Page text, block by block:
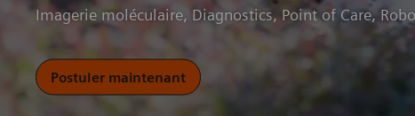
Imagerie moléculaire, Diagnostics, Point of Care,
Postuler maintenant